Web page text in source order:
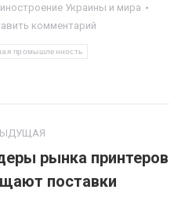
Украины и мира
комментарий
промышленность
Предыдущая
запись:
рынка принтеров
поставки